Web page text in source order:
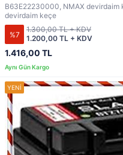
B63E22230000, NMAX devirdaim
devirdaim keçe
%7
1.416,00 TL
1.200,00 TL + KDV
1.300,00 TL + KDV